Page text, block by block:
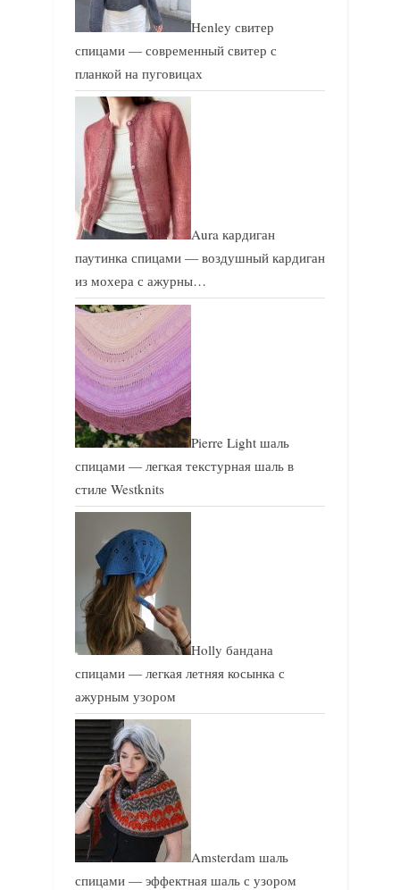
Henley свитер
спицами — современный свитер с
планкой на пуговицах
Aura кардиган
паутинка спицами — воздушный кардиган
из мохера с ажурны…
Pierre Light шаль
спицами — легкая текстурная шаль в
стиле Westknits
Holly бандана
спицами — легкая летняя косынка с
ажурным узором
Amsterdam шаль
спицами — эффектная шаль с узором